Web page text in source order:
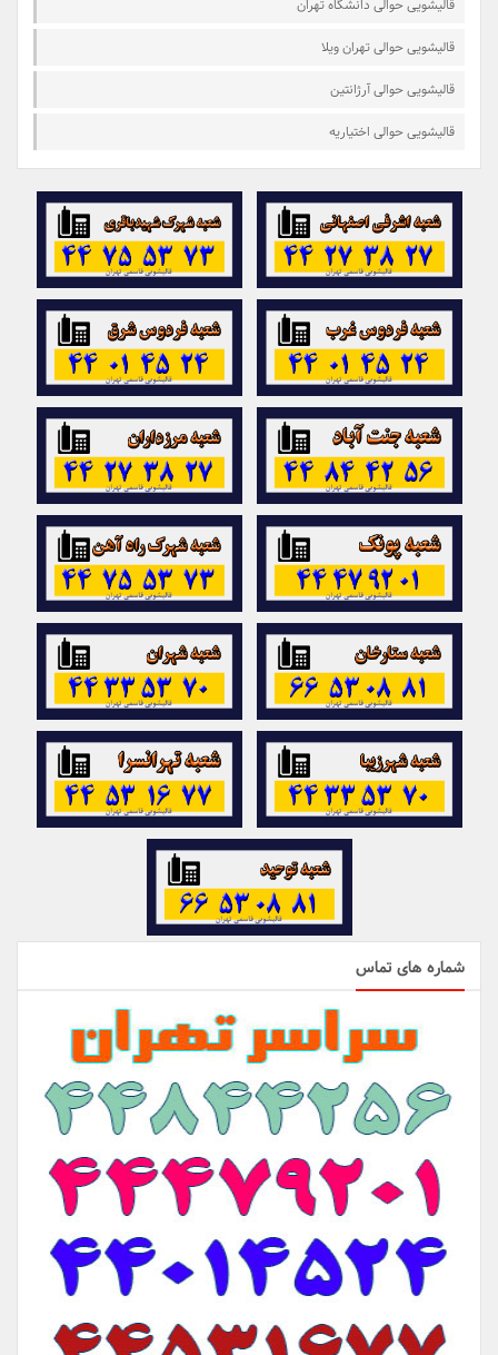
قالیشویی حوالی دانشگاه تهران
قالیشویی حوالی تهران ویلا
قالیشویی حوالی آرژانتین
قالیشویی حوالی اختیاریه
شماره های تماس